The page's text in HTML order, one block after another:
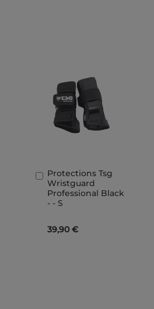
Protections Tsg
Wristguard
Professional Black
- - S
39,90 €
Ajouter
au
panier